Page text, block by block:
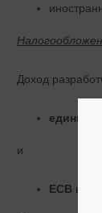
Доход
единый
и
ЕСВ в